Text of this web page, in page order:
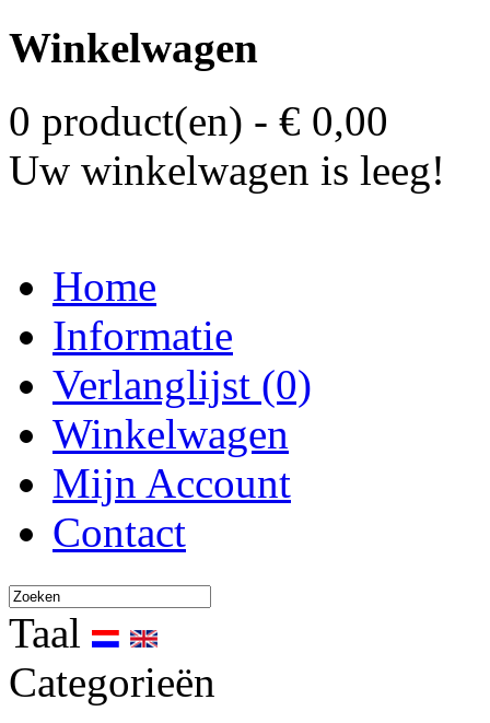
Winkelwagen
0 product(en) - € 0,00
Uw winkelwagen is leeg!
Home
Informatie
Verlanglijst (0)
Winkelwagen
Mijn Account
Contact
Taal
Categorieën